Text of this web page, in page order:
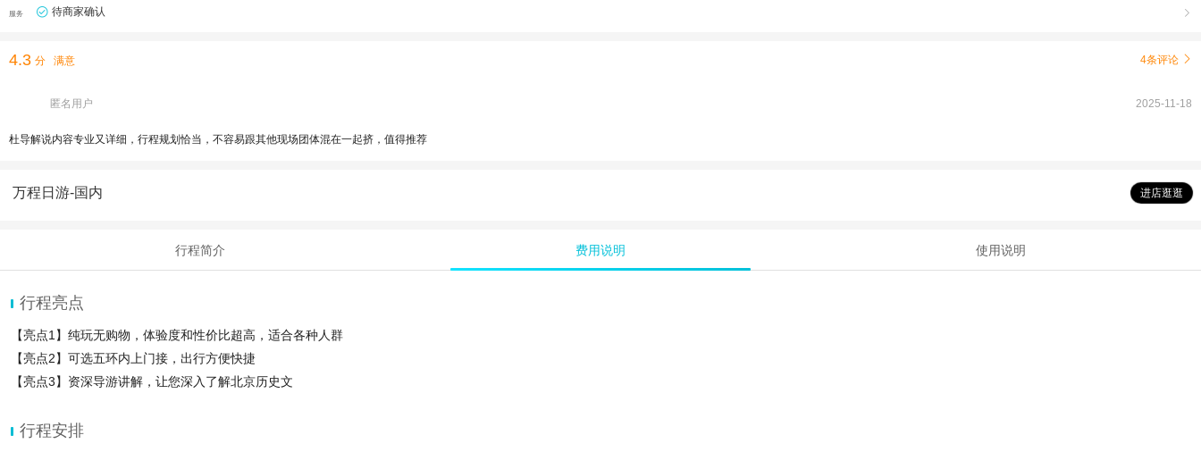
服务 待商家确认 
4.3 分 满意 4条评论 
匿名用户 2025-11-18
杜导解说内容专业又详细，行程规划恰当，不容易跟其他现场团体混在一起挤，值得推荐
万程日游-国内 进店逛逛
行程简介 费用说明 使用说明
行程亮点
【亮点1】纯玩无购物，体验度和性价比超高，适合各种人群
【亮点2】可选五环内上门接，出行方便快捷
【亮点3】资深导游讲解，让您深入了解北京历史文
行程安排